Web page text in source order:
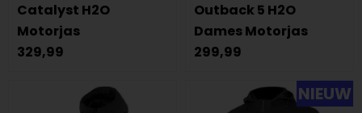
Catalyst H2O
Motorjas
329,99
Outback 5 H2O
Dames Motorjas
299,99
NIEUW